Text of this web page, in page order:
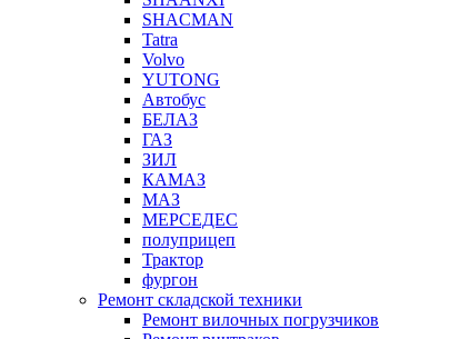
SHACMAN
Tatra
Volvo
YUTONG
Автобус
БЕЛАЗ
ГАЗ
ЗИЛ
КАМАЗ
МАЗ
МЕРСЕДЕС
полуприцеп
Трактор
фургон
Ремонт складской техники
Ремонт вилочных погрузчиков